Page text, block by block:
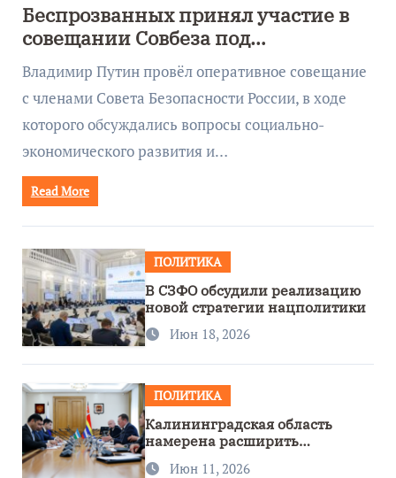
Беспрозванных принял участие в
совещании Совбеза под
руководством Путина
Владимир Путин провёл оперативное совещание
с членами Совета Безопасности России, в ходе
которого обсуждались вопросы социально-
экономического развития и…
Read More
ПОЛИТИКА
В СЗФО обсудили реализацию
новой стратегии нацполитики
Июн 18, 2026
ПОЛИТИКА
Калининградская область
намерена расширить
сотрудничество с Узбекистаном
Июн 11, 2026